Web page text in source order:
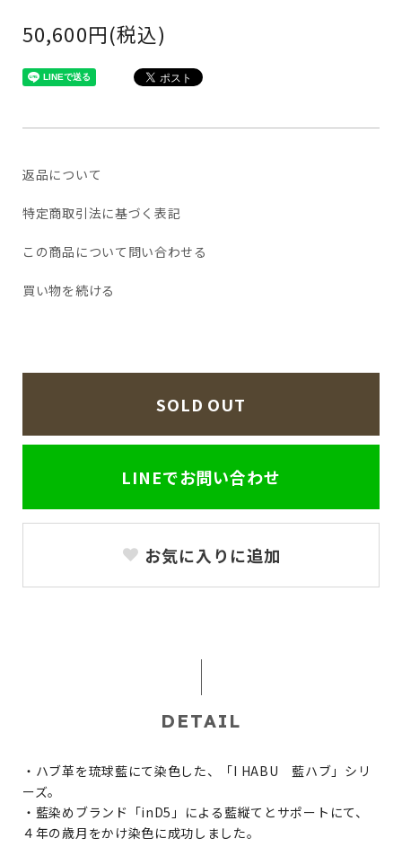
50,600円(税込)
返品について
特定商取引法に基づく表記
この商品について問い合わせる
買い物を続ける
SOLD OUT
LINEでお問い合わせ
お気に入りに追加
DETAIL
・ハブ革を琉球藍にて染色した、「I HABU 藍ハブ」シリ
ーズ。
・藍染めブランド「inD5」による藍縦てとサポートにて、
４年の歳月をかけ染色に成功しました。